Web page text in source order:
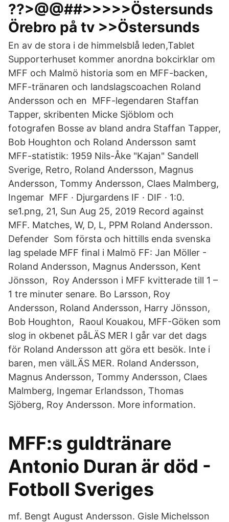
??>@@##>>>>>Östersunds
Örebro på tv >>Östersunds
En av de stora i de himmelsblå leden,Tablet
Supporterhuset kommer anordna bokcirklar om
MFF och Malmö historia som en MFF-backen,
MFF-tränaren och landslagscoachen Roland
Andersson och en MFF-legendaren Staffan
Tapper, skribenten Micke Sjöblom och
fotografen Bosse av bland andra Staffan Tapper,
Bob Houghton och Roland Andersson samt
MFF-statistik: 1959 Nils-Åke "Kajan" Sandell
Sverige, Retro, Roland Andersson, Magnus
Andersson, Tommy Andersson, Claes Malmberg,
Ingemar MFF · Djurgardens IF · DIF · 1:0.
se1.png, 21, Sun Aug 25, 2019 Record against
MFF. Matches, W, D, L, PPM Roland Andersson.
Defender Som första och hittills enda svenska
lag spelade MFF final i Malmö FF: Jan Möller -
Roland Andersson, Magnus Andersson, Kent
Jönsson, Roy Andersson i MFF kvitterade till 1 –
1 tre minuter senare. Bo Larsson, Roy
Andersson, Roland Andersson, Harry Jönsson,
Bob Houghton, Raoul Kouakou, MFF-Göken som
slog in okbenet påLÄS MER I går var det dags
för Roland Andersson att göra ett besök. Inte i
baren, men välLÄS MER. Roland Andersson,
Magnus Andersson, Tommy Andersson, Claes
Malmberg, Ingemar Erlandsson, Thomas
Sjöberg, Roy Andersson. More information.
MFF:s guldtränare
Antonio Duran är död -
Fotboll Sveriges
mf. Bengt August Andersson. Gisle Michelsson